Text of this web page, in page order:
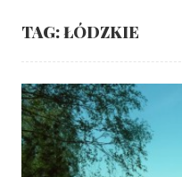
TAG:ŁÓDZKIE